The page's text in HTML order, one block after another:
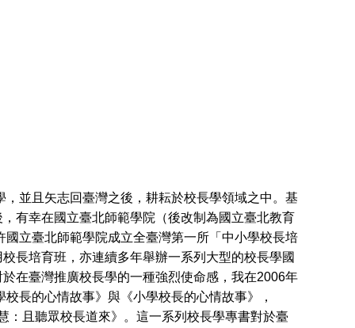
且矢志回臺灣之後，耕耘於校長學領域之中。基
有幸在國立臺北師範學院（後改制為國立臺北教育
立臺北師範學院成立全臺灣第一所「中小學校長培
長培育班，亦連續多年舉辦一系列大型的校長學國
在臺灣推廣校長學的一種強烈使命感，我在2006年
長的心情故事》與《小學校長的心情故事》，
：且聽眾校長道來》。這一系列校長學專書對於臺